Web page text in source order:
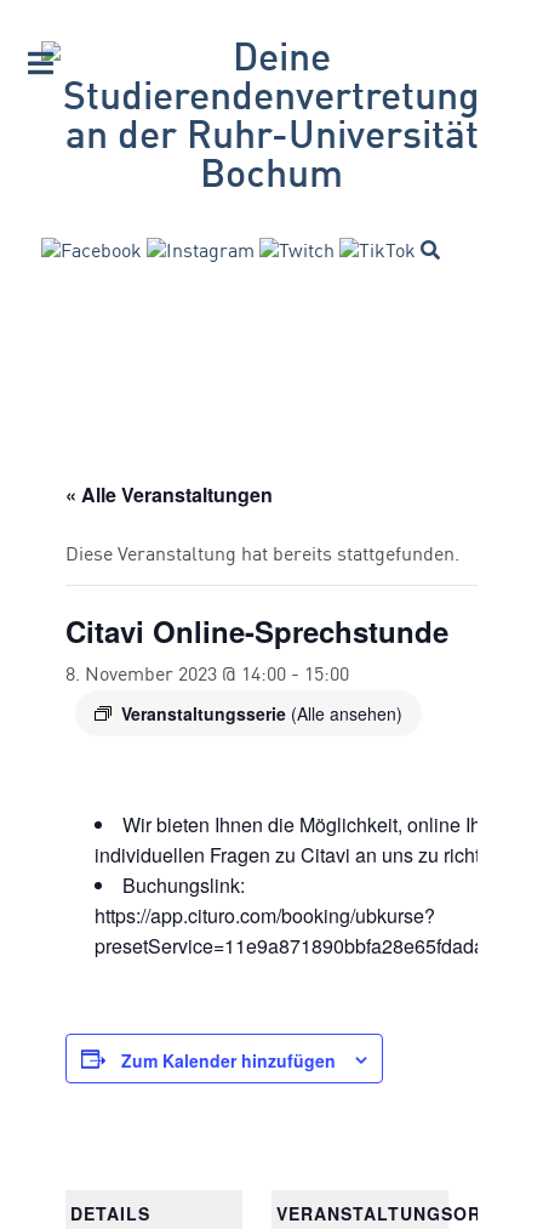
« Alle Veranstaltungen
Diese Veranstaltung hat bereits stattgefunden.
Citavi Online-Sprechstunde
8. November 2023 @ 14:00 - 15:00
Veranstaltungsserie (Alle ansehen)
Wir bieten Ihnen die Möglichkeit, online Ihre
individuellen Fragen zu Citavi an uns zu richten.
Buchungslink:
https://app.cituro.com/booking/ubkurse?
Zum Kalender hinzufügen
DETAILS
VERANSTALTUNGSORT